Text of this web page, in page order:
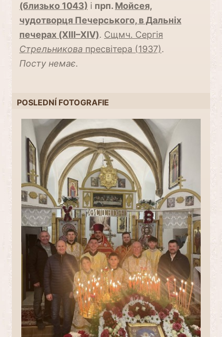
(близько 1043) і прп. Мойсея,
чудотворця Печерського, в Дальніх
печерах (XIII–XIV). Сщмч. Сергія
Стрельникова пресвітера (1937).
Посту немає.
POSLEDNÍ FOTOGRAFIE